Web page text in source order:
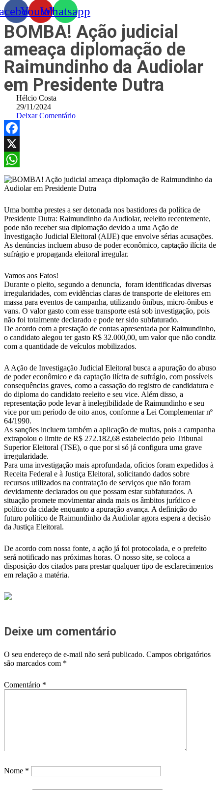
YoutubeWhatsapp
BOMBA! Ação judicial
ameaça diplomação de
Raimundinho da Audiolar
em Presidente Dutra
Hélcio Costa
29/11/2024
Deixar Comentário
Facebook
X
WhatsApp
Uma bomba prestes a ser detonada nos bastidores da política de
Presidente Dutra: Raimundinho da Audiolar, reeleito recentemente,
pode não receber sua diplomação devido a uma Ação de
Investigação Judicial Eleitoral (AIJE) que envolve sérias acusações.
As denúncias incluem abuso de poder econômico, captação ilícita de
sufrágio e propaganda eleitoral irregular.
Vamos aos Fatos!
Durante o pleito, segundo a denuncia, foram identificadas diversas
irregularidades, com evidências claras de transporte de eleitores em
massa para eventos de campanha, utilizando ônibus, micro-ônibus e
vans. O valor gasto com esse transporte está sob investigação, pois
não foi totalmente declarado e pode ter sido subfaturado.
De acordo com a prestação de contas apresentada por Raimundinho,
o candidato alegou ter gasto R$ 32.000,00, um valor que não condiz
com a quantidade de veículos mobilizados.
A Ação de Investigação Judicial Eleitoral busca a apuração do abuso
de poder econômico e da captação ilícita de sufrágio, com possíveis
consequências graves, como a cassação do registro de candidatura e
do diploma do candidato reeleito e seu vice. Além disso, a
representação pode levar à inelegibilidade de Raimundinho e seu
vice por um período de oito anos, conforme a Lei Complementar nº
64/1990.
As sanções incluem também a aplicação de multas, pois a campanha
extrapolou o limite de R$ 272.182,68 estabelecido pelo Tribunal
Superior Eleitoral (TSE), o que por si só já configura uma grave
irregularidade.
Para uma investigação mais aprofundada, ofícios foram expedidos à
Receita Federal e à Justiça Eleitoral, solicitando dados sobre
recursos utilizados na contratação de serviços que não foram
devidamente declarados ou que possam estar subfaturados. A
situação promete movimentar ainda mais os âmbitos jurídico e
político da cidade enquanto a apuração avança. A definição do
futuro político de Raimundinho da Audiolar agora espera a decisão
da Justiça Eleitoral.
De acordo com nossa fonte, a ação já foi protocolada, e o prefeito
será notificado nas próximas horas. O nosso site, se coloca a
disposição dos citados para prestar qualquer tipo de esclarecimentos
em relação a matéria.
Deixe um comentário
O seu endereço de e-mail não será publicado. Campos obrigatórios
são marcados com *
Comentário *
Nome *